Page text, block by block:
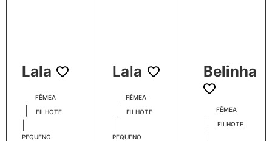
Lala
FÊMEA
FILHOTE
PEQUENO
Lala
FÊMEA
FILHOTE
PEQUENO
Belinha
FÊMEA
FILHOTE